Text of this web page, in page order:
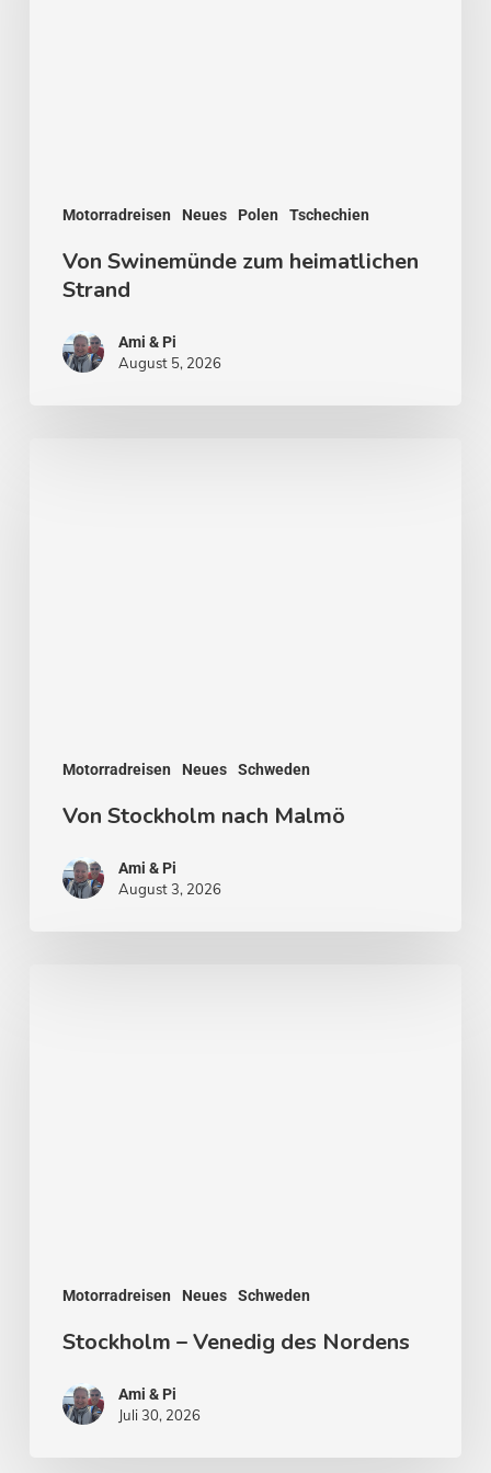
Motorradreisen Neues Polen Tschechien
Von Swinemünde zum heimatlichen
Strand
Ami & Pi
August 5, 2026
Motorradreisen Neues Schweden
Von Stockholm nach Malmö
Ami & Pi
August 3, 2026
Motorradreisen Neues Schweden
Stockholm – Venedig des Nordens
Ami & Pi
Juli 30, 2026